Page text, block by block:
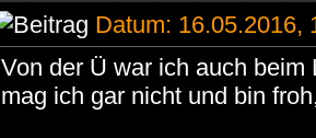
Datum:
Von der Ü war ich auch
mag ich gar nicht und bin